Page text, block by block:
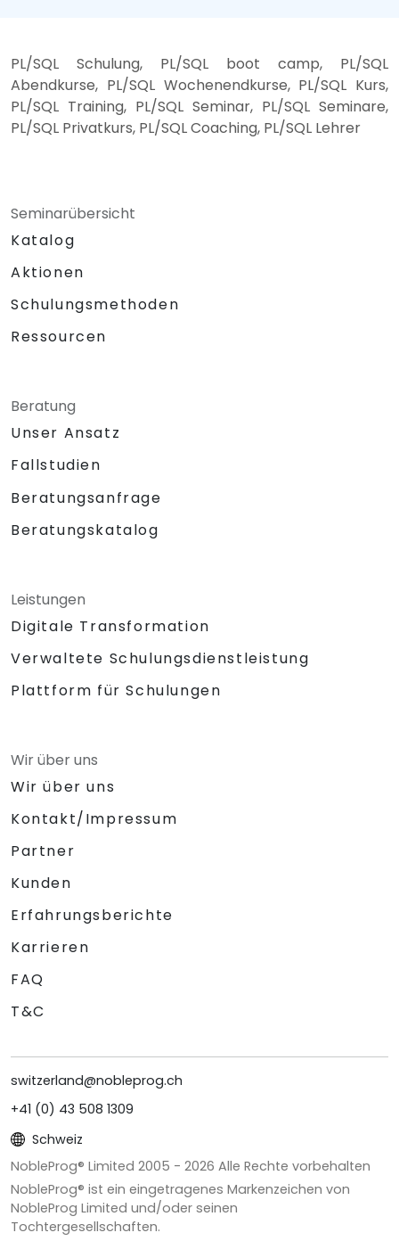
PL/SQL Schulung, PL/SQL boot camp, PL/SQL
Abendkurse, PL/SQL Wochenendkurse, PL/SQL Kurs,
PL/SQL Training, PL/SQL Seminar, PL/SQL Seminare,
PL/SQL Privatkurs, PL/SQL Coaching, PL/SQL Lehrer
Seminarübersicht
Katalog
Aktionen
Schulungsmethoden
Ressourcen
Beratung
Unser Ansatz
Fallstudien
Beratungsanfrage
Beratungskatalog
Leistungen
Digitale Transformation
Verwaltete Schulungsdienstleistung
Plattform für Schulungen
Wir über uns
Wir über uns
Kontakt/Impressum
Partner
Kunden
Erfahrungsberichte
Karrieren
FAQ
T&C
switzerland@nobleprog.ch
+41 (0) 43 508 1309
Schweiz
NobleProg® Limited 2005 - 2026 Alle Rechte vorbehalten
NobleProg® ist ein eingetragenes Markenzeichen von
NobleProg Limited und/oder seinen
Tochtergesellschaften.